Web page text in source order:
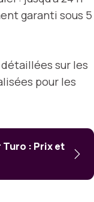
garanti sous 5
sur les
pour les
: Prix et